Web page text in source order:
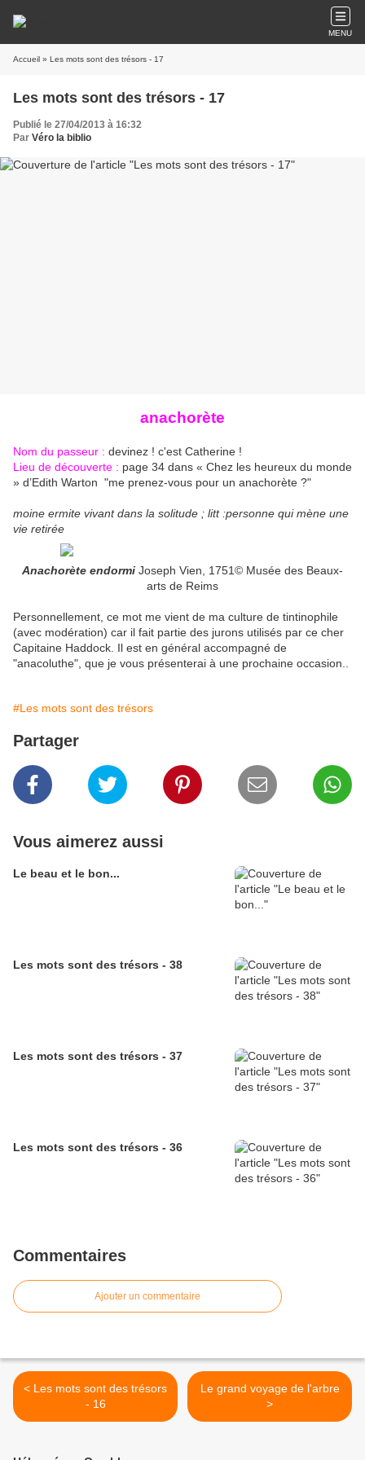
MENU
Accueil » Les mots sont des trésors - 17
Les mots sont des trésors - 17
Publié le 27/04/2013 à 16:32
Par Véro la biblio
anachorète
Nom du passeur : devinez ! c'est Catherine !
Lieu de découverte : page 34 dans « Chez les heureux du monde
» d’Edith Warton "me prenez-vous pour un anachorète ?"
moine ermite vivant dans la solitude ; litt :personne qui mène une
vie retirée
Anachorète endormi Joseph Vien, 1751© Musée des Beaux-
arts de Reims
Personnellement, ce mot me vient de ma culture de tintinophile
(avec modération) car il fait partie des jurons utilisés par ce cher
Capitaine Haddock. Il est en général accompagné de
"anacoluthe", que je vous présenterai à une prochaine occasion..
#Les mots sont des trésors
Partager
Vous aimerez aussi
Le beau et le bon...
Les mots sont des trésors - 38
Les mots sont des trésors - 37
Les mots sont des trésors - 36
Commentaires
Ajouter un commentaire
< Les mots sont des trésors
- 16
Le grand voyage de l'arbre
>